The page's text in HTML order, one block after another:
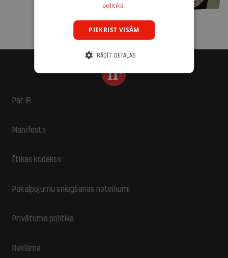
Par IR
Manifests
Ētikas kodekss
Pakalpojumu sniegšanas noteikumi
Privātuma politika
Reklāma
politikā.
PIEKRIST VISĀM
RĀDĪT DETAĻAS